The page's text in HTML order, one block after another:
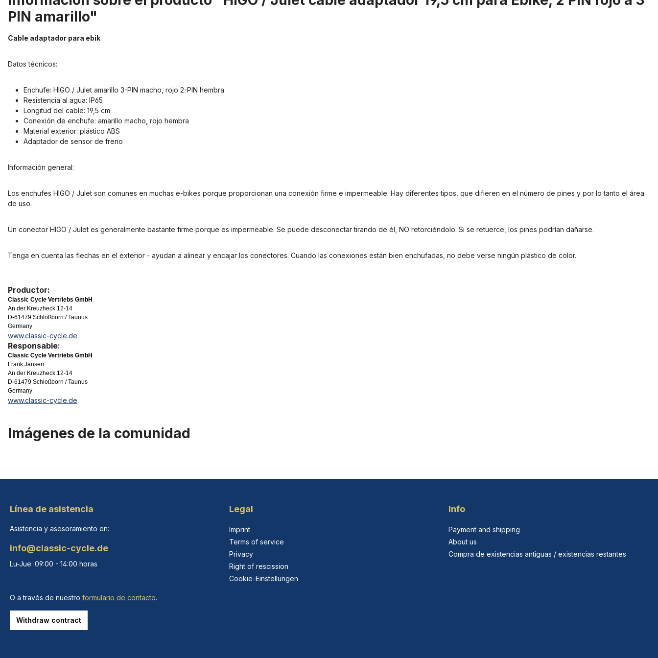
PIN amarillo"
Cable adaptador para ebik
Datos técnicos:
Enchufe: HIGO / Julet amarillo 3-PIN macho, rojo 2-PIN hembra
Resistencia al agua: IP65
Longitud del cable: 19,5 cm
Conexión de enchufe: amarillo macho, rojo hembra
Material exterior: plástico ABS
Adaptador de sensor de freno
Información general:
Los enchufes HIGO / Julet son comunes en muchas e-bikes porque proporcionan una conexión firme e impermeable. Hay diferentes tipos, que difieren en el número de pines y por lo tanto el área
de uso.
Un conector HIGO / Julet es generalmente bastante firme porque es impermeable. Se puede desconectar tirando de él, NO retorciéndolo. Si se retuerce, los pines podrían dañarse.
Tenga en cuenta las flechas en el exterior - ayudan a alinear y encajar los conectores. Cuando las conexiones están bien enchufadas, no debe verse ningún plástico de color.
Productor:
Classic Cycle Vertriebs GmbH
An der Kreuzheck 12-14
D-61479 Schloßborn / Taunus
Germany
www.classic-cycle.de
Responsable:
Classic Cycle Vertriebs GmbH
Frank Jansen
An der Kreuzheck 12-14
D-61479 Schloßborn / Taunus
Germany
www.classic-cycle.de
Imágenes de la comunidad
Línea de asistencia
Asistencia y asesoramiento en:
info@classic-cycle.de
Lu-Jue: 09:00 - 14:00 horas
O a través de nuestro formulario de contacto.
Withdraw contract
Legal
Imprint
Terms of service
Privacy
Right of rescission
Cookie-Einstellungen
Info
Payment and shipping
About us
Compra de existencias antiguas / existencias restantes